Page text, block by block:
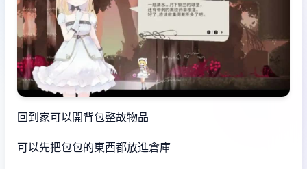
回到家可以開背包整故物品
可以先把包包的東西都放進倉庫